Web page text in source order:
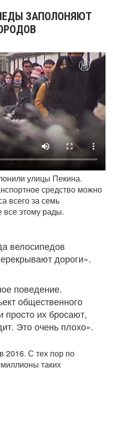
ЗАПОЛОНЯЮТ
улицы Пекина.
средство можно
всего за семь
все этому рады.
велосипедов
дороги».
поведение.
общественного
просто их бросают,
Это очень плохо».
2016. С тех пор по
таких